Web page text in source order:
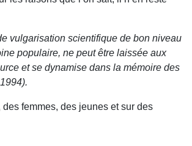
vulgarisation scientifique de bon niveau
populaire, ne peut être laissée aux
et se dynamise dans la mémoire des
femmes, des jeunes et sur des